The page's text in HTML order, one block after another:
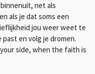
net als
als je dat soms een
jou weer weet te
en volg je dromen.
side, when the faith is